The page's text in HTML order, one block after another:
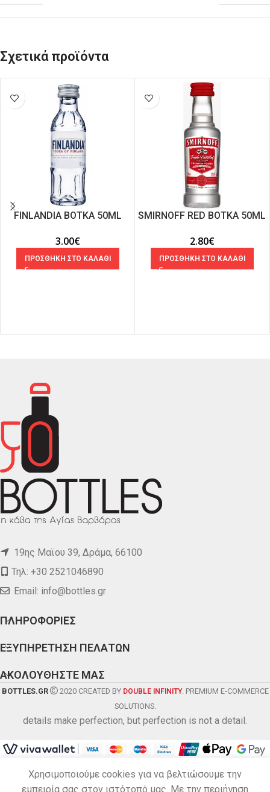
Σχετικά προϊόντα
FINLANDIA ΒΟΤΚΑ 50ML
3.00€
ΠΡΟΣΘΗΚΗ ΣΤΟ ΚΑΛΑΘΙ
SMIRNOFF RED ΒΟΤΚΑ 50ML
2.80€
ΠΡΟΣΘΗΚΗ ΣΤΟ ΚΑΛΑΘΙ
19ης Μαϊου 39, Δράμα, 66100
Τηλ: +30 2521046890
Email: info@bottles.gr
ΠΛΗΡΟΦΟΡΙΕΣ
ΕΞΥΠΗΡΕΤΗΣΗ ΠΕΛΑΤΩΝ
ΑΚΟΛΟΥΘΗΣΤΕ ΜΑΣ
BOTTLES.GR 2020 CREATED BY DOUBLE INFINITY. PREMIUM E-COMMERCE
SOLUTIONS.
details make perfection, but perfection is not a detail.
Χρησιμοποιούμε cookies για να βελτιώσουμε την
εμπειρία σας στον ιστότοπό μας. Με την περιήγηση
SIERRA
TROPICAL
0